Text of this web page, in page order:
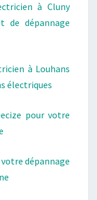
à Cluny
de dépannage
à Louhans
électriques
pour votre
dépannage